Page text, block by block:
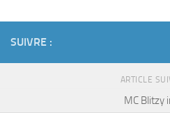
SUIVRE :
ARTICLE
MC Blitzy